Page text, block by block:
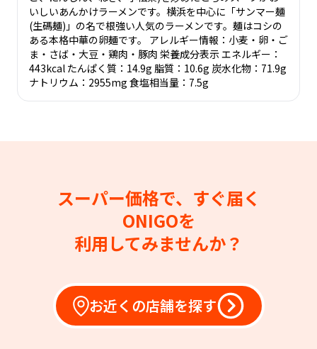
いしいあんかけラーメンです。横浜を中心に「サンマー麺
(生碼麺)」の名で根強い人気のラーメンです。麺はコシの
ある本格中華の卵麺です。 アレルギー情報：小麦・卵・ご
ま・さば・大豆・鶏肉・豚肉 栄養成分表示 エネルギー：
443kcal たんぱく質：14.9g 脂質：10.6g 炭水化物：71.9g
ナトリウム：2955mg 食塩相当量：7.5g
スーパー価格で、すぐ届く
ONIGOを
利用してみませんか？
お近くの店舗を探す